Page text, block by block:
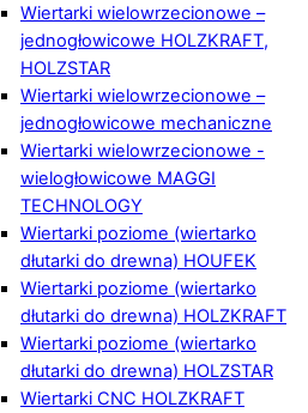
Wiertarki wielowrzecionowe –
jednogłowicowe HOLZKRAFT,
HOLZSTAR
Wiertarki wielowrzecionowe –
jednogłowicowe mechaniczne
Wiertarki wielowrzecionowe -
wielogłowicowe MAGGI
TECHNOLOGY
Wiertarki poziome (wiertarko
dłutarki do drewna) HOUFEK
Wiertarki poziome (wiertarko
dłutarki do drewna) HOLZKRAFT
Wiertarki poziome (wiertarko
dłutarki do drewna) HOLZSTAR
Wiertarki CNC HOLZKRAFT